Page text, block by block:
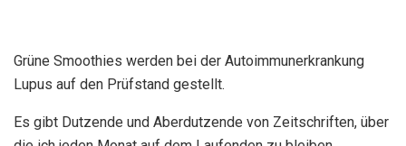
Grüne Smoothies werden bei der Autoimmunerkrankung
Lupus auf den Prüfstand gestellt.
Es gibt Dutzende und Aberdutzende von Zeitschriften, über